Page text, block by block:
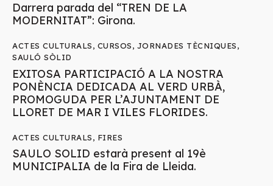
Darrera parada del “TREN DE LA
MODERNITAT”: Girona.
ACTES CULTURALS, CURSOS, JORNADES TÈCNIQUES,
SAULÓ SÒLID
EXITOSA PARTICIPACIÓ A LA NOSTRA
PONÈNCIA DEDICADA AL VERD URBÀ,
PROMOGUDA PER L’AJUNTAMENT DE
LLORET DE MAR I VILES FLORIDES.
ACTES CULTURALS, FIRES
SAULO SOLID estarà present al 19è
MUNICIPALIA de la Fira de Lleida.